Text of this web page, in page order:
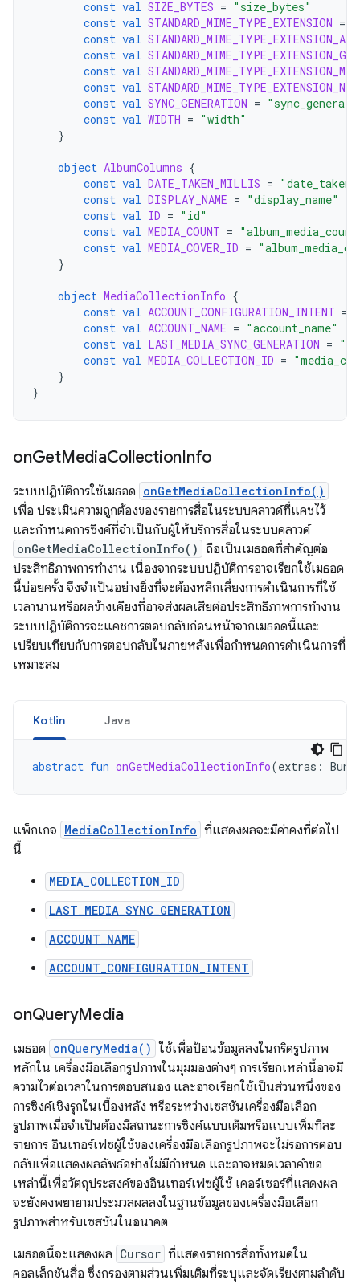
const val SIZE_BYTES = "size_bytes"
const val STANDARD_MIME_TYPE_EXTENSION =
const val
const val STANDARD_MIME_TYPE_EXTENSION_GIF
const val
const val
const val SYNC_GENERATION =
const val WIDTH = "width"
}
object AlbumColumns {
const val DATE_TAKEN_MILLIS =
const val DISPLAY_NAME = "display_name"
const val ID = "id"
const val MEDIA_COUNT =
const val MEDIA_COVER_ID =
}
object MediaCollectionInfo {
const val ACCOUNT_CONFIGURATION_INTENT =
const val ACCOUNT_NAME = "account_name"
const val LAST_MEDIA_SYNC_GENERATION =
const val MEDIA_COLLECTION_ID =
}
}
onGetMediaCollectionInfo
ระบบปฏิบัติการใช้เมธอด onGetMediaCollectionInfo()
เพื่อ ประเมินความถูกต้องของรายการสื่อในระบบคลาวด์ที่แคชไว้
และกำหนดการซิงค์ที่จำเป็นกับผู้ให้บริการสื่อในระบบคลาวด์
onGetMediaCollectionInfo() ถือเป็นเมธอดที่สำคัญต่อ
ประสิทธิภาพการทำงาน เนื่องจากระบบปฏิบัติการอาจเรียกใช้เมธอด
นี้บ่อยครั้ง จึงจำเป็นอย่างยิ่งที่จะต้องหลีกเลี่ยงการดำเนินการที่ใช้
เวลานานหรือผลข้างเคียงที่อาจส่งผลเสียต่อประสิทธิภาพการทำงาน
ระบบปฏิบัติการจะแคชการตอบกลับก่อนหน้าจากเมธอดนี้และ
เปรียบเทียบกับการตอบกลับในภายหลังเพื่อกำหนดการดำเนินการที่
เหมาะสม
Kotlin Java
abstract fun onGetMediaCollectionInfo(extras :
แพ็กเกจ MediaCollectionInfo ที่แสดงผลจะมีค่าคงที่ต่อไป
นี้
MEDIA_COLLECTION_ID
LAST_MEDIA_SYNC_GENERATION
ACCOUNT_NAME
ACCOUNT_CONFIGURATION_INTENT
onQueryMedia
เมธอด onQueryMedia() ใช้เพื่อป้อนข้อมูลลงในกริดรูปภาพ
หลักใน เครื่องมือเลือกรูปภาพในมุมมองต่างๆ การเรียกเหล่านี้อาจมี
ความไวต่อเวลาในการตอบสนอง และอาจเรียกใช้เป็นส่วนหนึ่งของ
การซิงค์เชิงรุกในเบื้องหลัง หรือระหว่างเซสชันเครื่องมือเลือก
รูปภาพเมื่อจำเป็นต้องมีสถานะการซิงค์แบบเต็มหรือแบบเพิ่มทีละ
รายการ อินเทอร์เฟซผู้ใช้ของเครื่องมือเลือกรูปภาพจะไม่รอการตอบ
กลับเพื่อแสดงผลลัพธ์อย่างไม่มีกำหนด และอาจหมดเวลาคำขอ
เหล่านี้เพื่อวัตถุประสงค์ของอินเทอร์เฟซผู้ใช้ เคอร์เซอร์ที่แสดงผล
จะยังคงพยายามประมวลผลลงในฐานข้อมูลของเครื่องมือเลือก
รูปภาพสำหรับเซสชันในอนาคต
เมธอดนี้จะแสดงผล Cursor ที่แสดงรายการสื่อทั้งหมดใน
คอลเล็กชันสื่อ ซึ่งกรองตามส่วนเพิ่มเติมที่ระบุและจัดเรียงตามลำดับ